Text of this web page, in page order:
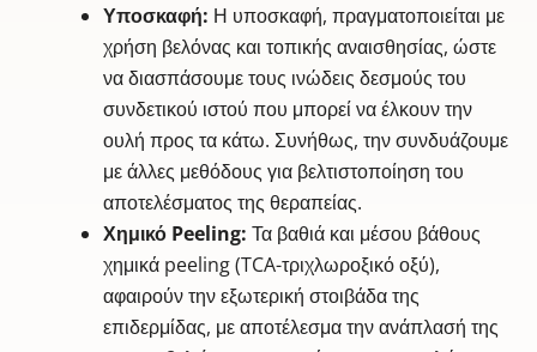
Υποσκαφή: Η υποσκαφή, πραγματοποιείται με
χρήση βελόνας και τοπικής αναισθησίας, ώστε
να διασπάσουμε τους ινώδεις δεσμούς του
συνδετικού ιστού που μπορεί να έλκουν την
ουλή προς τα κάτω. Συνήθως, την συνδυάζουμε
με άλλες μεθόδους για βελτιστοποίηση του
αποτελέσματος της θεραπείας.
Χημικό Peeling: Τα βαθιά και μέσου βάθους
χημικά peeling (TCA-τριχλωροξικό οξύ),
αφαιρούν την εξωτερική στοιβάδα της
επιδερμίδας, με αποτέλεσμα την ανάπλασή της